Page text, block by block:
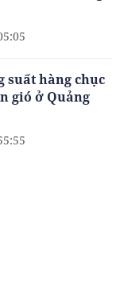
suất hàng chục
gió ở Quảng